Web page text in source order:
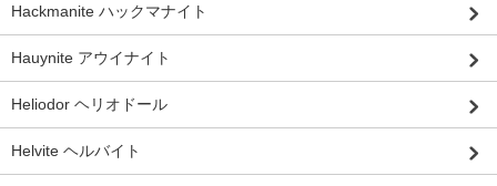
Hackmanite ハックマナイト
Hauynite アウイナイト
Heliodor ヘリオドール
Helvite ヘルバイト